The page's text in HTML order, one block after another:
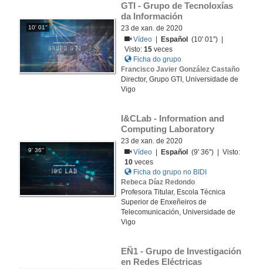
10' 01''
GTI - Grupo de Tecnoloxías
da Información
23 de xan. de 2020
Vídeo
Español
(10' 01'') |
Visto:15 veces
Ficha do grupo
Francisco Javier González Castaño
Director, Grupo GTI, Universidade de
Vigo
9' 36''
I&CLab - Information and
Computing Laboratory
23 de xan. de 2020
Vídeo
Español
(9' 36'') | Visto:
10 veces
Ficha do grupo no BIDI
Rebeca Díaz Redondo
Profesora Titular, Escola Técnica
Superior de Enxeñeiros de
Telecomunicación, Universidade de
Vigo
EÑ1 - Grupo de Investigación
en Redes Eléctricas